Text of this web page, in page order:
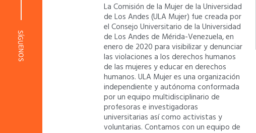
SÍGUENOS
La Comisión de la Mujer de la Universidad
de Los Andes (ULA Mujer) fue creada por
el Consejo Universitario de la Universidad
de Los Andes de Mérida-Venezuela, en
enero de 2020 para visibilizar y denunciar
las violaciones a los derechos humanos
de las mujeres y educar en derechos
humanos. ULA Mujer es una organización
independiente y autónoma conformada
por un equipo multidisciplinario de
profesoras e investigadoras
universitarias así como activistas y
voluntarias. Contamos con un equipo de